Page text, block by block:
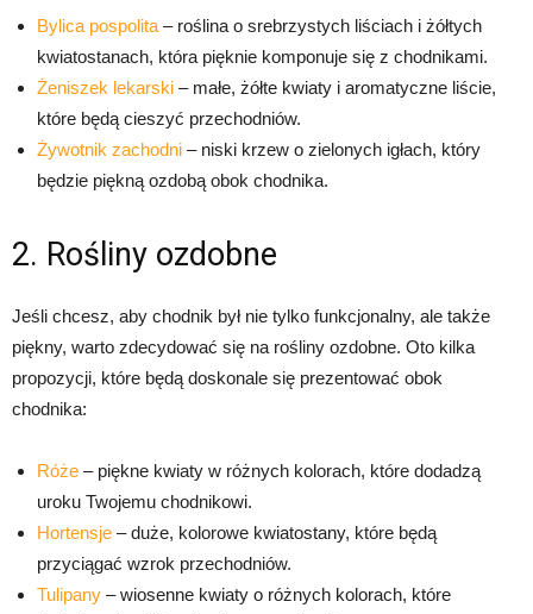
Bylica pospolita – roślina o srebrzystych liściach i żółtych
kwiatostanach, która pięknie komponuje się z chodnikami.
Żeniszek lekarski – małe, żółte kwiaty i aromatyczne liście,
które będą cieszyć przechodniów.
Żywotnik zachodni – niski krzew o zielonych igłach, który
będzie piękną ozdobą obok chodnika.
2. Rośliny ozdobne
Jeśli chcesz, aby chodnik był nie tylko funkcjonalny, ale także
piękny, warto zdecydować się na rośliny ozdobne. Oto kilka
propozycji, które będą doskonale się prezentować obok
chodnika:
Róże – piękne kwiaty w różnych kolorach, które dodadzą
uroku Twojemu chodnikowi.
Hortensje – duże, kolorowe kwiatostany, które będą
przyciągać wzrok przechodniów.
Tulipany – wiosenne kwiaty o różnych kolorach, które